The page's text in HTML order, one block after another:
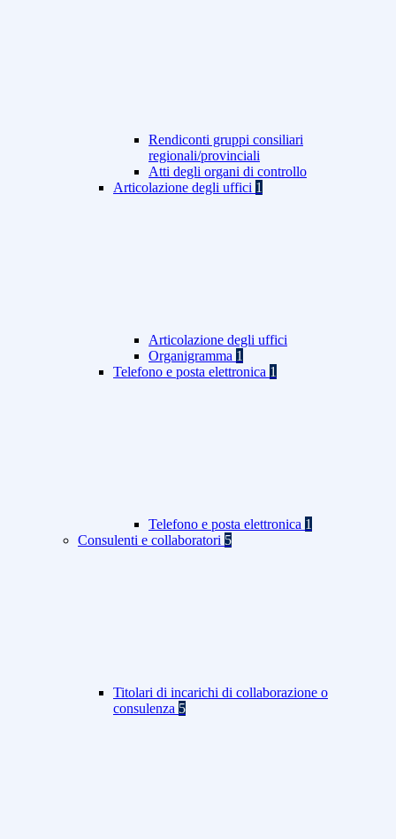
Rendiconti gruppi consiliari
regionali/provinciali
Atti degli organi di controllo
Articolazione degli uffici 1
Articolazione degli uffici
Organigramma 1
Telefono e posta elettronica 1
Telefono e posta elettronica 1
Consulenti e collaboratori 5
Titolari di incarichi di collaborazione o
consulenza 5